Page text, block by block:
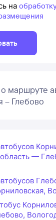
на
маршруте
– Глебово
—